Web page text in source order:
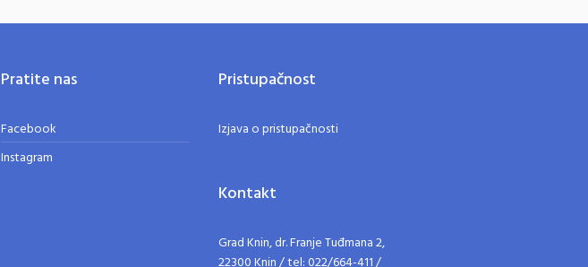
Pratite nas
Facebook
Instagram
Pristupačnost
Izjava o pristupačnosti
Kontakt
Grad Knin, dr. Franje Tuđmana 2,